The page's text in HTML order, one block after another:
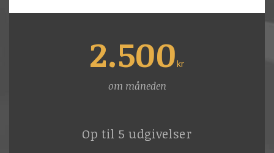
2.500kr
om måneden
Op til 5 udgivelser